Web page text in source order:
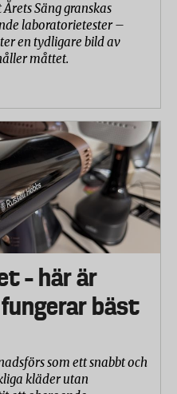
Säng granskas
laboratorietester –
en tydligare bild av
måttet.
– här är
bäst
som ett snabbt och
kläder utan